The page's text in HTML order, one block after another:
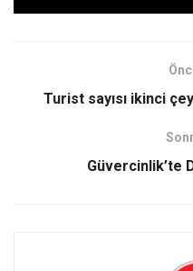
Turist sayısı ikinci
Güvercinlik’te